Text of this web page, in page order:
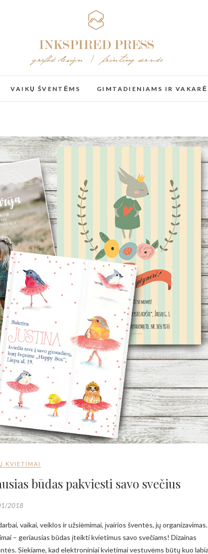
VAIKŲ ŠVENTĖMS GIMTADIENIAMS IR
KVIETIMAI
būdas pakviesti savo svečius
2018
– geriausias būdas įteikti kvietimus savo svečiams! Dizainas
Siekiame, kad elektroniniai kvietimai vestuvėms būtų kuo